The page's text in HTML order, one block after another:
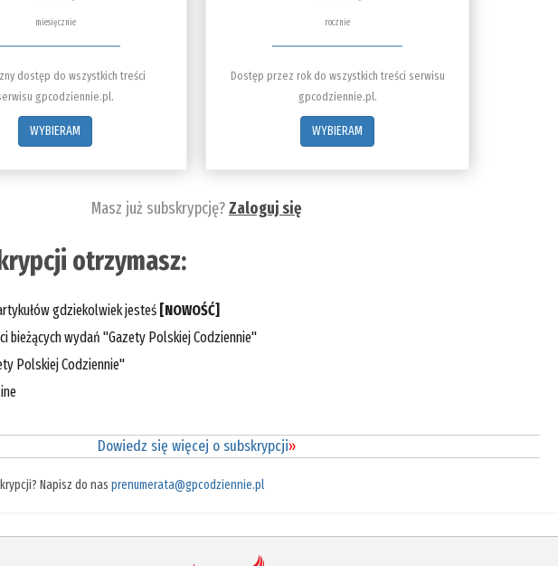
miesięcznie
dostęp do wszystkich treści
gpcodziennie.pl.
WYBIERAM
rocznie
Dostęp przez rok do wszystkich treści serwisu
gpcodziennie.pl.
WYBIERAM
Masz już subskrypcję?Zaloguj się
otrzymasz:
gdziekolwiek jesteś [NOWOŚĆ]
bieżących wydań "Gazety Polskiej Codziennie"
Polskiej Codziennie"
Dowiedz się więcej o subskrypcji»
Napisz do nasprenumerata@gpcodziennie.pl